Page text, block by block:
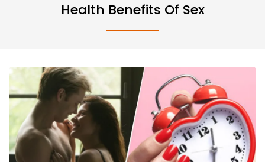
Health Benefits Of Sex